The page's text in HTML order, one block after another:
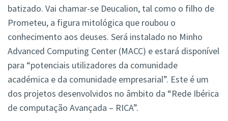
batizado. Vai chamar-se Deucalion, tal como o filho de
Prometeu, a figura mitológica que roubou o
conhecimento aos deuses. Será instalado no Minho
Advanced Computing Center (MACC) e estará disponível
para “potenciais utilizadores da comunidade
académica e da comunidade empresarial”. Este é um
dos projetos desenvolvidos no âmbito da “Rede Ibérica
de computação Avançada – RICA”.